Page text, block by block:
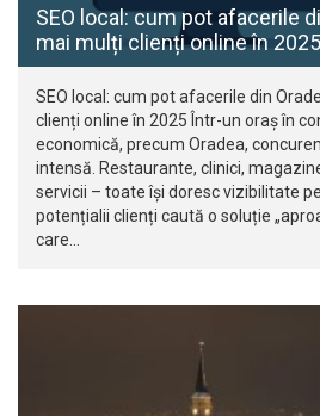
SEO local: cum pot afacerile
mai mulți clienți online în 2025
SEO local: cum pot afacerile din
clienți online în 2025 Într-un oraș în
economică, precum Oradea,
intensă. Restaurante, clinici,
servicii – toate își doresc vizibilitate
potențialii clienți caută o soluție
care…